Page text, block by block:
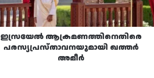
ഇസ്രയേൽ ആക്രമണത്തിനെതിരെ
പരസ്യപ്രസ്താവനയുമായി ഖത്തർ
അമീർ